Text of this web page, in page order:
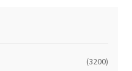
(3200)